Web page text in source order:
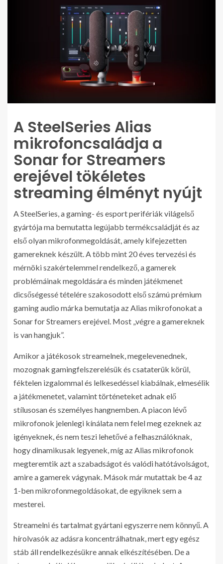
A SteelSeries Alias
mikrofoncsaládja a
Sonar for Streamers
erejével tökéletes
streaming élményt nyújt
A SteelSeries, a gaming- és esport perifériák világelső
gyártója ma bemutatta legújabb termékcsaládját és az
első olyan mikrofonmegoldását, amely kifejezetten
gamereknek készült. A több mint 20 éves tervezési és
mérnöki szakértelemmel rendelkező, a gamerek
problémáinak megoldására és minden játékmenet
dicsőségessé tételére szakosodott első számú prémium
gaming audio márka bemutatja az Alias mikrofonokat a
Sonar for Streamers erejével. Most „végre a gamereknek
is van hangjuk”.
Amikor a játékosok streamelnek, megelevenednek,
mozognak gamingfelszerelésük és csataterük körül,
féktelen izgalommal és lelkesedéssel kiabálnak, elmesélik
a játékmenetet, valamint történeteket adnak elő
stílusosan és személyes hangnemben. A piacon lévő
mikrofonok jelenlegi kínálata nem felel meg ezeknek az
igényeknek, és nem teszi lehetővé a felhasználóknak,
hogy dinamikusak legyenek, míg az Alias mikrofonok
megteremtik azt a szabadságot és valódi hatótávolságot,
amire a gamerek vágynak. Mások már mutattak be 4 az
1-ben mikrofonmegoldásokat, de egyiknek sem a
mesterei.
Streamelni és tartalmat gyártani egyszerre nem könnyű. A
hírolvasók az adásra koncentrálhatnak, mert egy egész
stáb áll rendelkezésükre annak elkészítésében. De a